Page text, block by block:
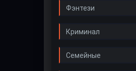
Фэнтези
Криминал
Семейные